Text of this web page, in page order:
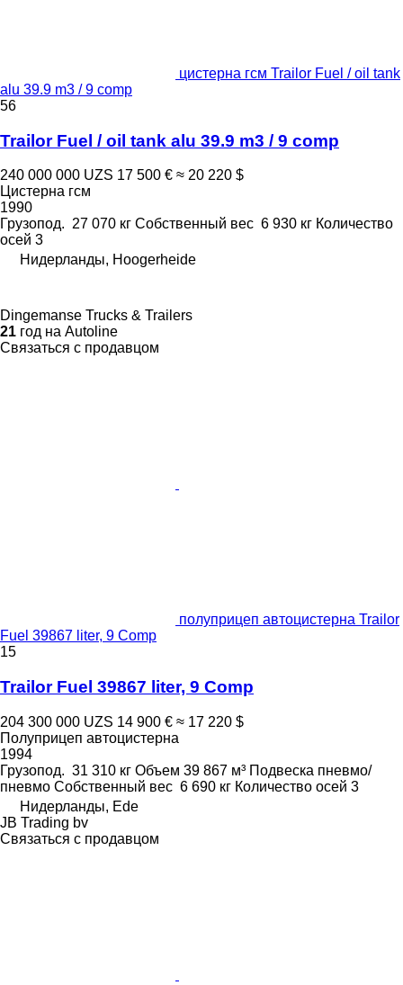
цистерна гсм Trailor Fuel / oil tank
alu 39.9 m3 / 9 comp
56
Trailor Fuel / oil tank alu 39.9 m3 / 9 comp
240 000 000 UZS 17 500 € ≈ 20 220 $
Цистерна гсм
1990
Грузопод. 27 070 кг Собственный вес 6 930 кг Количество
осей 3
Нидерланды, Hoogerheide
Dingemanse Trucks & Trailers
21 год на Autoline
Связаться с продавцом
полуприцеп автоцистерна Trailor
Fuel 39867 liter, 9 Comp
15
Trailor Fuel 39867 liter, 9 Comp
204 300 000 UZS 14 900 € ≈ 17 220 $
Полуприцеп автоцистерна
1994
Грузопод. 31 310 кг Объем 39 867 м³ Подвеска пневмо/
пневмо Собственный вес 6 690 кг Количество осей 3
Нидерланды, Ede
JB Trading bv
Связаться с продавцом